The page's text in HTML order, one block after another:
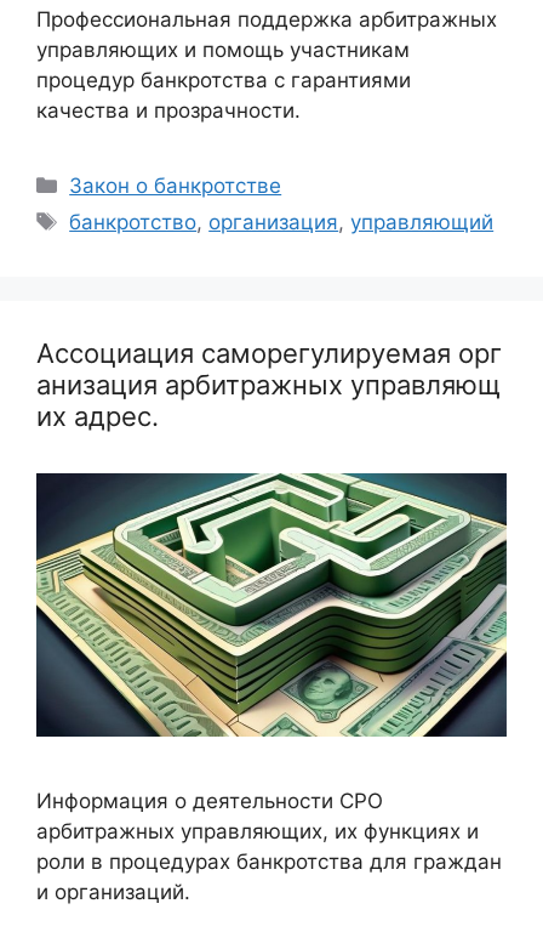
Профессиональная поддержка арбитражных
управляющих и помощь участникам
процедур банкротства с гарантиями
качества и прозрачности.
Рубрики
Закон о банкротстве
Метки
банкротство, организация,управляющий
Ассоциация саморегулируемая орг
анизация арбитражных управляющ
их адрес.
Информация о деятельности СРО
арбитражных управляющих, их функциях и
роли в процедурах банкротства для граждан
и организаций.